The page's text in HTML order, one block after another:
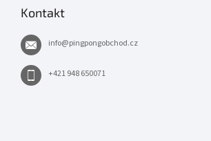
Kontakt
info@pingpongobchod.cz
+421 948 650071